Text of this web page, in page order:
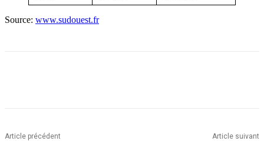
Source: www.sudouest.fr
Article précédent Article suivant